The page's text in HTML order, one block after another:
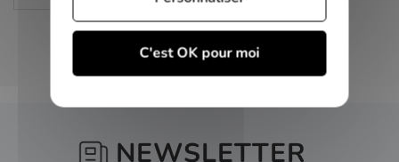
NEWSLETTER
C'est OK pour moi